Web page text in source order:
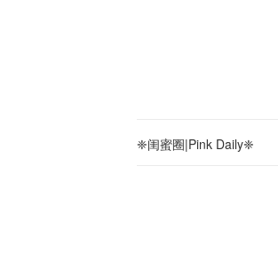
❈闺蜜圈|Pink Daily❈